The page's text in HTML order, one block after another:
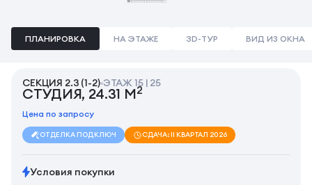
ПЛАНИРОВКА НА ЭТАЖЕ 3D-ТУР ВИД ИЗ ОКНА
СЕКЦИЯ 2.3 (1-2) ЭТАЖ 15 | 25
СТУДИЯ, 24.31 М2
Цена по запросу
ОТДЕЛКА ПОД КЛЮЧ СДАЧА: II КВАРТАЛ 2026
Условия покупки